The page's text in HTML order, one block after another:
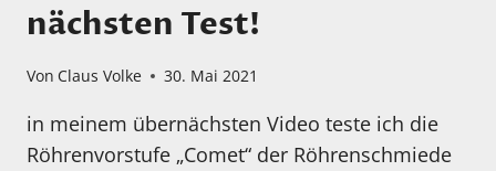
nächsten Test!
Von Claus Volke 30. Mai 2021
in meinem übernächsten Video teste ich die
Röhrenvorstufe „Comet“ der Röhrenschmiede